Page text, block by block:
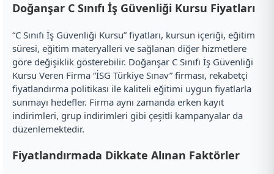
Doğanşar C Sınıfı İş Güvenliği Kursu Fiyatları
“C Sınıfı İş Güvenliği Kursu” fiyatları, kursun içeriği, eğitim
süresi, eğitim materyalleri ve sağlanan diğer hizmetlere
göre değişiklik gösterebilir. Doğanşar C Sınıfı İş Güvenliği
Kursu Veren Firma “İSG Türkiye Sınav” firması, rekabetçi
fiyatlandırma politikası ile kaliteli eğitimi uygun fiyatlarla
sunmayı hedefler. Firma aynı zamanda erken kayıt
indirimleri, grup indirimleri gibi çeşitli kampanyalar da
düzenlemektedir.
Fiyatlandırmada Dikkate Alınan Faktörler